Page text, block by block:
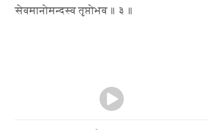
सेवमानोमन्दस्व तृप्तोभव ॥ ३ ॥